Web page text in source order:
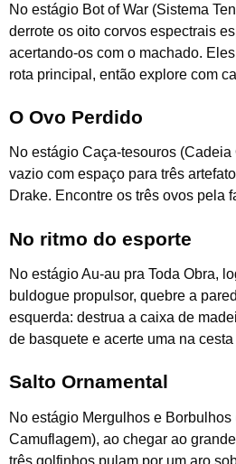
No estágio Bot of War (Sistema
derrote os oito corvos espectrais
acertando-os com o machado.
rota principal, então explore com
O Ovo Perdido
No estágio Caça-tesouros (Cadeia
vazio com espaço para três
Drake. Encontre os três ovos pela
No ritmo do esporte
No estágio Au-au pra Toda Obra,
buldogue propulsor, quebre a
esquerda: destrua a caixa de
de basquete e acerte uma na
Salto Ornamental
No estágio Mergulhos e Borbulhos
Camuflagem), ao chegar ao
três golfinhos pulam por um aro